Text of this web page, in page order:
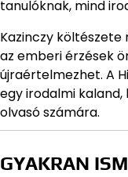
tanulóknak, mind
Kazinczy
az emberi érzések
újraértelmezhet. A
egy irodalmi kaland,
olvasó számára.
GYAKRAN